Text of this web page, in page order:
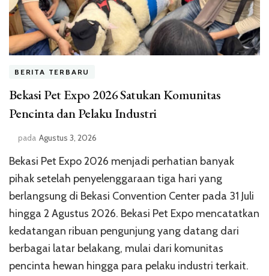
BERITA TERBARU
Bekasi Pet Expo 2026 Satukan Komunitas
Pencinta dan Pelaku Industri
pada Agustus 3, 2026
Bekasi Pet Expo 2026 menjadi perhatian banyak
pihak setelah penyelenggaraan tiga hari yang
berlangsung di Bekasi Convention Center pada 31 Juli
hingga 2 Agustus 2026. Bekasi Pet Expo mencatatkan
kedatangan ribuan pengunjung yang datang dari
berbagai latar belakang, mulai dari komunitas
pencinta hewan hingga para pelaku industri terkait.